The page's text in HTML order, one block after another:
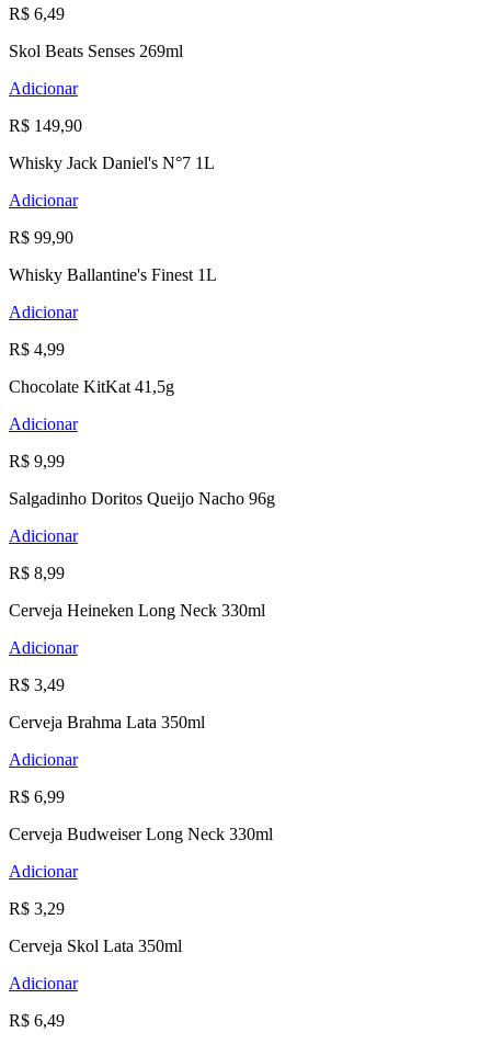
R$ 6,49
Skol Beats Senses 269ml
Adicionar
R$ 149,90
Whisky Jack Daniel's N°7 1L
Adicionar
R$ 99,90
Whisky Ballantine's Finest 1L
Adicionar
R$ 4,99
Chocolate KitKat 41,5g
Adicionar
R$ 9,99
Salgadinho Doritos Queijo Nacho 96g
Adicionar
R$ 8,99
Cerveja Heineken Long Neck 330ml
Adicionar
R$ 3,49
Cerveja Brahma Lata 350ml
Adicionar
R$ 6,99
Cerveja Budweiser Long Neck 330ml
Adicionar
R$ 3,29
Cerveja Skol Lata 350ml
Adicionar
R$ 6,49